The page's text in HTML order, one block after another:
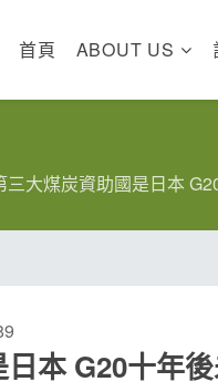
首頁 ABOUT US
三大煤炭資助國是日本
本 G20十年